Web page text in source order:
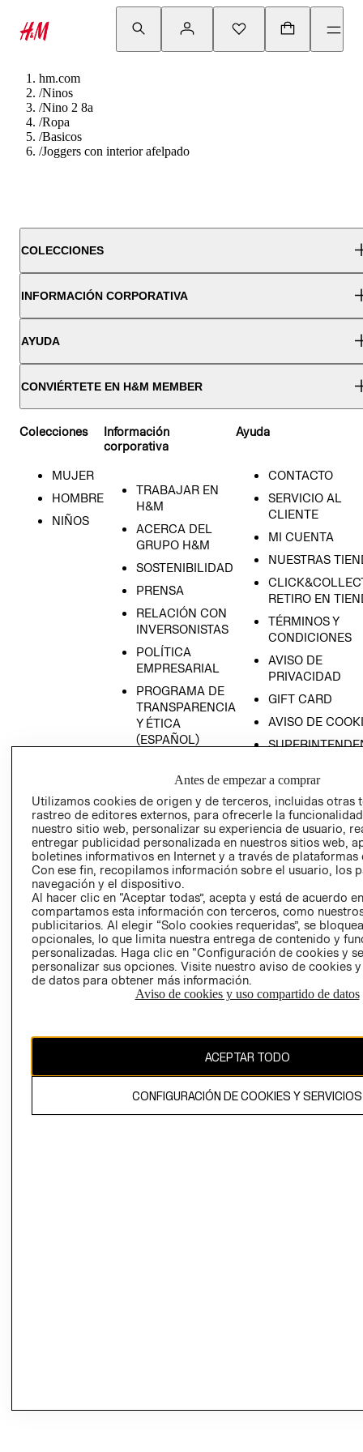
hm.com
/Ninos
/Nino 2 8a
/Ropa
/Basicos
/Joggers con interior afelpado
COLECCIONES
INFORMACIÓN CORPORATIVA
AYUDA
CONVIÉRTETE EN H&M MEMBER
Colecciones
MUJER
HOMBRE
NIÑOS
Información
corporativa
TRABAJAR EN
H&M
ACERCA DEL
GRUPO H&M
SOSTENIBILIDAD
PRENSA
RELACIÓN CON
INVERSONISTAS
POLÍTICA
EMPRESARIAL
PROGRAMA DE
TRANSPARENCIA
Y ÉTICA
(ESPAÑOL)
TRANSPARENCIA
Y ÉTICA (INGLÉS)
Ayuda
CONTACTO
SERVICIO AL
CLIENTE
MI CUENTA
NUESTRAS
RETIRO EN
TÉRMINOS Y
CONDICIONES
AVISO DE
PRIVACIDAD
GIFT CARD
AVISO DE
COMERCIO - SIC
PETICIONES
QUEJAS Y
RECLAMOS
Colombia ($)
CAMBIAR REGIÓN
propiedad de H&M Hennes & Mauritz AB.
Antes de empezar a comprar
Utilizamos cookies de origen y de terceros, incluidas otras
rastreo de editores externos, para ofrecerle la
nuestro sitio web, personalizar su experiencia de usuario,
entregar publicidad personalizada en nuestros sitios web,
boletines informativos en Internet y a través de plataformas
Con ese fin, recopilamos información sobre el usuario, los
navegación y el dispositivo.
Al hacer clic en “Aceptar todas”, acepta y está de acuerdo
compartamos esta información con terceros, como
publicitarios. Al elegir “Solo cookies requeridas”, se
opcionales, lo que limita nuestra entrega de contenido y
personalizadas. Haga clic en “Configuración de cookies y
personalizar sus opciones. Visite nuestro aviso de cookies
de datos para obtener más información.
Aviso de cookies y uso compartido de datos
ACEPTAR TODO
CONFIGURACIÓN DE COOKIES Y SERVICIOS